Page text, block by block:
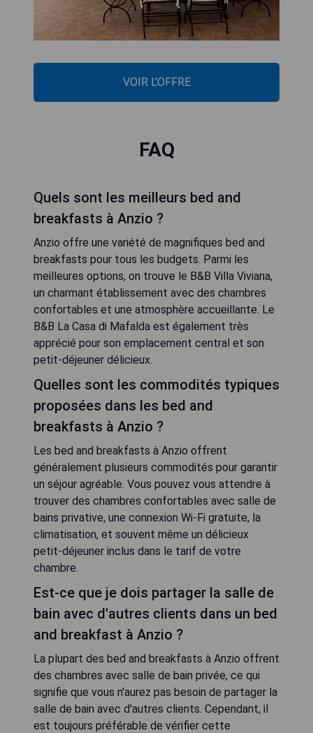
VOIR L'OFFRE
FAQ
Quels sont les meilleurs bed and
breakfasts à Anzio ?
Anzio offre une variété de magnifiques bed and
breakfasts pour tous les budgets. Parmi les
meilleures options, on trouve le B&B Villa Viviana,
un charmant établissement avec des chambres
confortables et une atmosphère accueillante. Le
B&B La Casa di Mafalda est également très
apprécié pour son emplacement central et son
petit-déjeuner délicieux.
Quelles sont les commodités typiques
proposées dans les bed and
breakfasts à Anzio ?
Les bed and breakfasts à Anzio offrent
généralement plusieurs commodités pour garantir
un séjour agréable. Vous pouvez vous attendre à
trouver des chambres confortables avec salle de
bains privative, une connexion Wi-Fi gratuite, la
climatisation, et souvent même un délicieux
petit-déjeuner inclus dans le tarif de votre
chambre.
Est-ce que je dois partager la salle de
bain avec d'autres clients dans un bed
and breakfast à Anzio ?
La plupart des bed and breakfasts à Anzio offrent
des chambres avec salle de bain privée, ce qui
signifie que vous n'aurez pas besoin de partager la
salle de bain avec d'autres clients. Cependant, il
est toujours préférable de vérifier cette